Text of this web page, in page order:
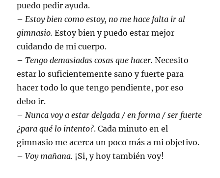
puedo pedir ayuda.
–Estoy bien como estoy, no me hace falta ir al
gimnasio. Estoy bien y puedo estar mejor
cuidando de mi cuerpo.
–Tengo demasiadas cosas que hacer. Necesito
estar lo suficientemente sano y fuerte para
hacer todo lo que tengo pendiente, por eso
debo ir.
–Nunca voy a estar delgada / en forma / ser fuerte
¿para qué lo intento?. Cada minuto en el
gimnasio me acerca un poco más a mi objetivo.
–Voy mañana. ¡Si, y hoy también voy!